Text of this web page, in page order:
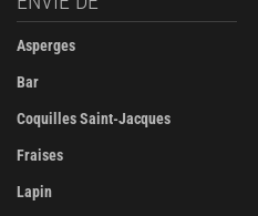
Asperges
Bar
Coquilles Saint-Jacques
Fraises
Lapin